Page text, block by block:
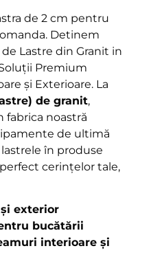
de 2 cm pentru
Detinem
Lastre din Granit in
Premium
și Exterioare. La
de granit,
fabrica noastră
de ultimă
în produse
cerințelor tale,
exterior
bucătării
interioare și